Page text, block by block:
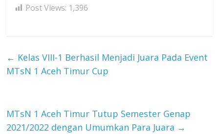
Post Views: 1,396
← Kelas VIII-1 Berhasil Menjadi Juara Pada Event
MTsN 1 Aceh Timur Cup
MTsN 1 Aceh Timur Tutup Semester Genap
2021/2022 dengan Umumkan Para Juara →